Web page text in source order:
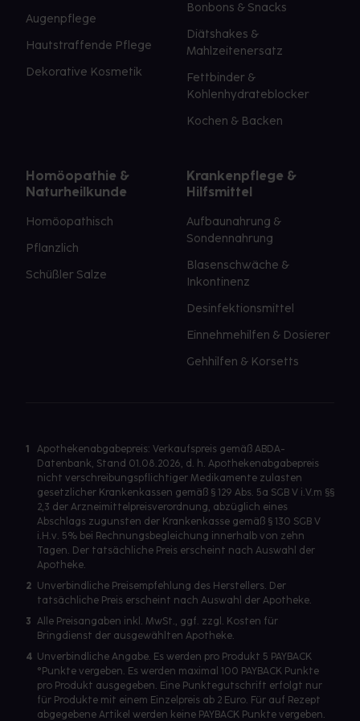
Augenpflege
Hautstraffende Pflege
Dekorative Kosmetik
Bonbons & Snacks
Diätshakes &
Mahlzeitenersatz
Fettbinder &
Kohlenhydrateblocker
Kochen & Backen
Homöopathie &
Naturheilkunde
Homöopathisch
Pflanzlich
Schüßler Salze
Krankenpflege &
Hilfsmittel
Aufbaunahrung &
Sondennahrung
Blasenschwäche &
Inkontinenz
Desinfektionsmittel
Einnehmehilfen & Dosierer
Gehhilfen & Korsetts
1
Apothekenabgabepreis: Verkaufspreis gemäß ABDA-
Datenbank, Stand 01.08.2026, d. h. Apothekenabgabepreis
nicht verschreibungspflichtiger Medikamente zulasten
gesetzlicher Krankenkassen gemäß § 129 Abs. 5a SGB V i.V.m §§
2,3 der Arzneimittelpreisverordnung, abzüglich eines
Abschlags zugunsten der Krankenkasse gemäß § 130 SGB V
i.H.v. 5% bei Rechnungsbegleichung innerhalb von zehn
Tagen. Der tatsächliche Preis erscheint nach Auswahl der
Apotheke.
2 Unverbindliche Preisempfehlung des Herstellers. Der
tatsächliche Preis erscheint nach Auswahl der Apotheke.
3 Alle Preisangaben inkl. MwSt., ggf. zzgl. Kosten für
Bringdienst der ausgewählten Apotheke.
4 Unverbindliche Angabe. Es werden pro Produkt 5 PAYBACK
°Punkte vergeben. Es werden maximal 100 PAYBACK Punkte
pro Produkt ausgegeben. Eine Punktegutschrift erfolgt nur
für Produkte mit einem Einzelpreis ab 2 Euro. Für auf Rezept
abgegebene Artikel werden keine PAYBACK Punkte vergeben.